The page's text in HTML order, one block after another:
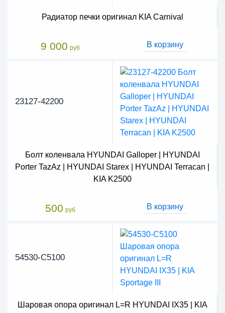
Радиатор печки оригинал KIA Carnival
9 000 руб В корзину
23127-42200
Болт коленвала HYUNDAI Galloper | HYUNDAI
Porter TazAz | HYUNDAI Starex | HYUNDAI Terracan |
KIA K2500
500 руб В корзину
54530-C5100
Шаровая опора оригинал L=R HYUNDAI IX35 | KIA